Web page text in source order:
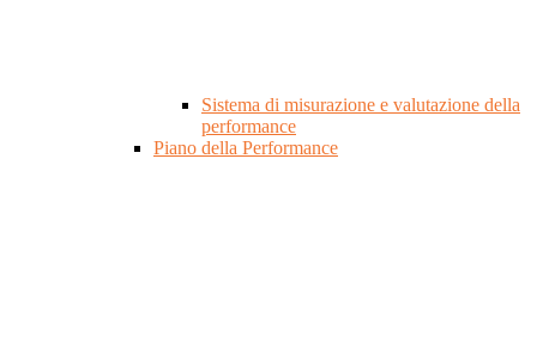
Sistema di misurazione e valutazione della
performance
Piano della Performance